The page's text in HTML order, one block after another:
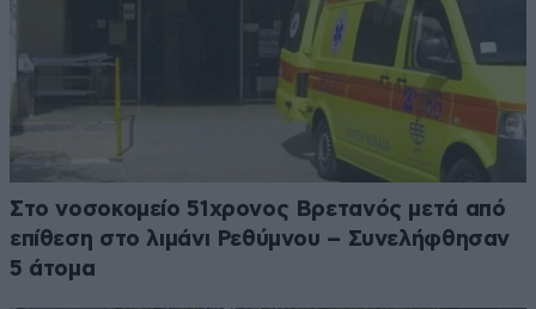
Στο νοσοκομείο 51χρονος Βρετανός μετά από
επίθεση στο λιμάνι Ρεθύμνου – Συνελήφθησαν
5 άτομα